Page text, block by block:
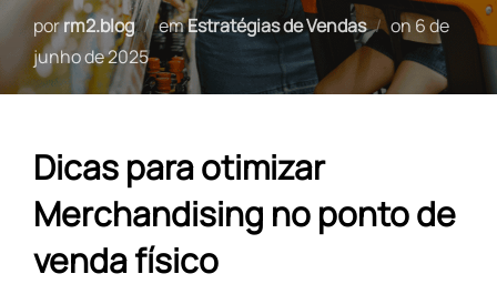
porrm2.blog emEstratégias de Vendas onPostado
em
6 de
junho de 2025
Dicas para otimizar
Merchandising no ponto de
venda físico